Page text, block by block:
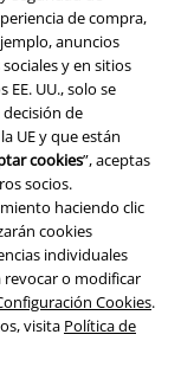
de compra,
anuncios
y en sitios
UU., solo se
de
UE y que están
cookies”, aceptas
socios.
haciendo clic
cookies
individuales
revocar o modificar
Cookies.
visita Política de